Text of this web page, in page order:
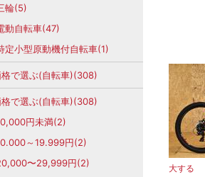
輪(5)
動自転車(47)
定小型原動機付自転車(1)
で選ぶ(自転車)(308)
で選ぶ(自転車)(308)
円未満(2)
～19.999円(2)
〜29,999円(2)
大する